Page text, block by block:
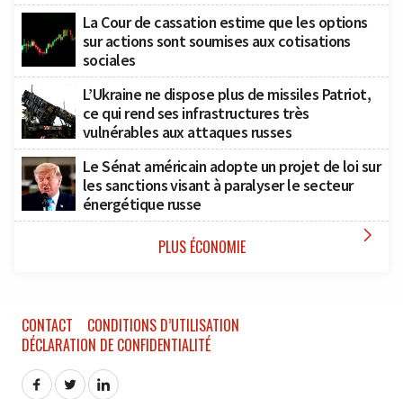
La Cour de cassation estime que les options
sur actions sont soumises aux cotisations
sociales
L’Ukraine ne dispose plus de missiles Patriot,
ce qui rend ses infrastructures très
vulnérables aux attaques russes
Le Sénat américain adopte un projet de loi sur
les sanctions visant à paralyser le secteur
énergétique russe
PLUS ÉCONOMIE 
CONTACT
CONDITIONS D’UTILISATION
DÉCLARATION DE CONFIDENTIALITÉ